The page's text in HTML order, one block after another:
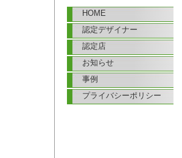
HOME
認定デザイナー
認定店
お知らせ
事例
プライバシーポリシー